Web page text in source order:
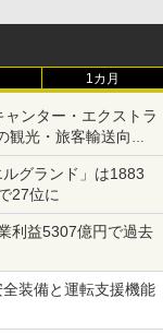
1カ月
ンター・エクストラ
観光・旅客輸送向け
グランド」は1883
27位に
利益5307億円で過去
装備と運転支援機能